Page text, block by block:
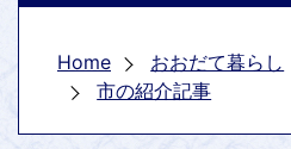
Home おおだて暮らし
市の紹介記事